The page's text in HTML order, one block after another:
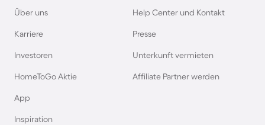
Über uns
Karriere
Investoren
HomeToGo Aktie
App
Inspiration
Help Center und Kontakt
Presse
Unterkunft vermieten
Affiliate Partner werden